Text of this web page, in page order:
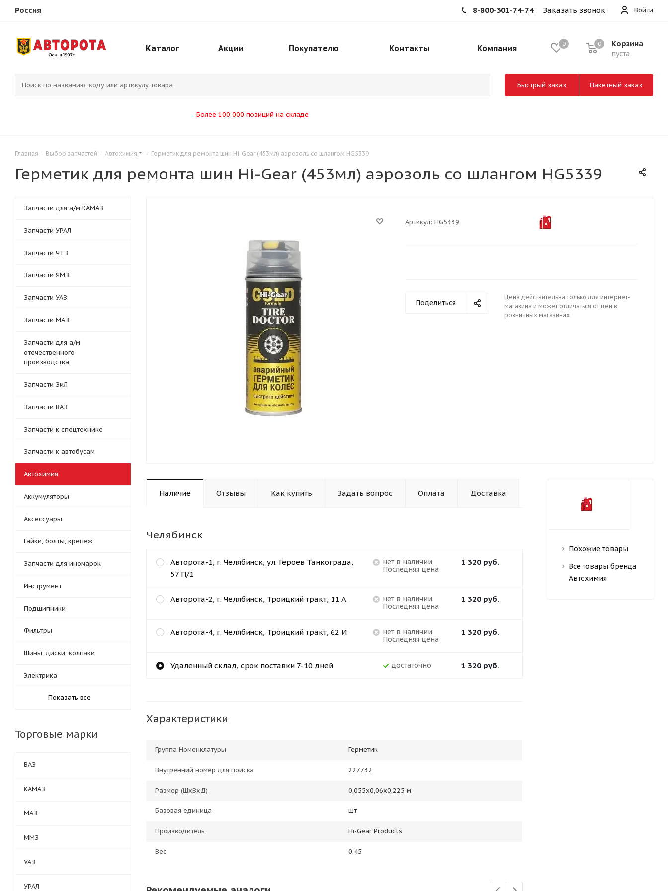
Россия Войти
8-800-301-74-74 Заказать звонок
0 Корзина
пуста
0
Каталог Акции Покупателю Контакты Компания
Более 100 000 позиций на складе
Быстрый заказ Пакетный заказ
Главная - Выбор запчастей - Автохимия - Герметик для ремонта шин Hi-Gear (453мл) аэрозоль со шлангом HG5339
Герметик для ремонта шин Hi-Gear (453мл) аэрозоль со шлангом HG5339
Артикул: HG5339
Поделиться
Цена действительна только для интернет-
магазина и может отличаться от цен в
розничных магазинах
Наличие Отзывы Как купить Задать вопрос Оплата Доставка
Челябинск
Нет в наличии
Последняя цена
1 320руб.
Авторота-1, г. Челябинск, ул. Героев Танкограда,
57 П/1
Нет в наличии
Последняя цена
1 320руб.
Авторота-2, г. Челябинск, Троицкий тракт, 11 А
Нет в наличии
Последняя цена
1 320руб.
Авторота-4, г. Челябинск, Троицкий тракт, 62 И
Достаточно 1 320руб.
Удаленный склад, срок поставки 7-10 дней
Характеристики
Группа Номенклатуры Герметик
Внутренний номер для поиска 227732
Размер (ШхВхД) 0,055х0,06х0,225 м
Базовая единица шт
Производитель Hi-Gear Products
Вес 0.45
Похожие товары
Все товары бренда
Автохимия
Запчасти для а/м КАМАЗ
Запчасти УРАЛ
Запчасти ЧТЗ
Запчасти ЯМЗ
Запчасти УАЗ
Запчасти МАЗ
Запчасти для а/м
отечественного
производства
Запчасти ЗиЛ
Запчасти ВАЗ
Запчасти к спецтехнике
Запчасти к автобусам
Автохимия
Аккумуляторы
Аксессуары
Гайки, болты, крепеж
Запчасти для иномарок
Инструмент
Подшипники
Фильтры
Шины, диски, колпаки
Электрика
Показать все
Торговые марки
ВАЗ
КАМАЗ
МАЗ
ММЗ
УАЗ
УРАЛ